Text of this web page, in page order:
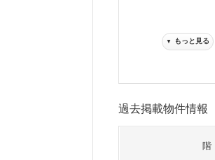
▼ もっと見る
過去掲載物件情報
階